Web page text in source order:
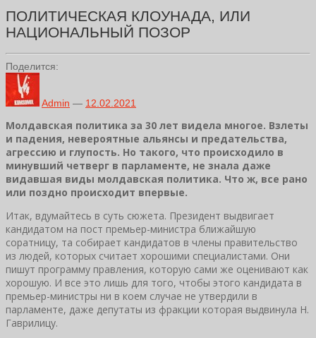
ПОЛИТИЧЕСКАЯ КЛОУНАДА, ИЛИ
НАЦИОНАЛЬНЫЙ ПОЗОР
Поделится:
Admin — 12.02.2021
Молдавская политика за 30 лет видела многое. Взлеты
и падения, невероятные альянсы и предательства,
агрессию и глупость. Но такого, что происходило в
минувший четверг в парламенте, не знала даже
видавшая виды молдавская политика. Что ж, все рано
или поздно происходит впервые.
Итак, вдумайтесь в суть сюжета. Президент выдвигает
кандидатом на пост премьер-министра ближайшую
соратницу, та собирает кандидатов в члены правительство
из людей, которых считает хорошими специалистами. Они
пишут программу правления, которую сами же оценивают как
хорошую. И все это лишь для того, чтобы этого кандидата в
премьер-министры ни в коем случае не утвердили в
парламенте, даже депутаты из фракции которая выдвинула Н.
Гаврилицу.